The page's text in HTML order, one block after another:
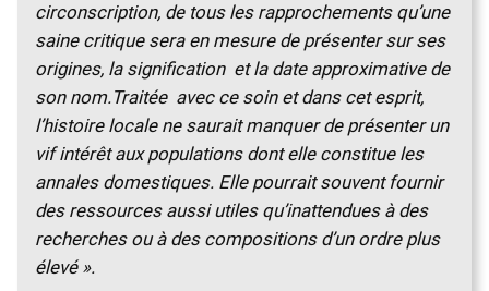
circonscription, de tous les rapprochements qu’une
saine critique sera en mesure de présenter sur ses
origines, la signification et la date approximative de
son nom.Traitée avec ce soin et dans cet esprit,
l’histoire locale ne saurait manquer de présenter un
vif intérêt aux populations dont elle constitue les
annales domestiques. Elle pourrait souvent fournir
des ressources aussi utiles qu’inattendues à des
recherches ou à des compositions d’un ordre plus
élevé ».